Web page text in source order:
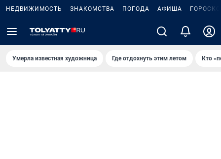
НЕДВИЖИМОСТЬ ЗНАКОМСТВА ПОГОДА АФИША
Умерла известная художница Где отдохнуть этим летом Кто